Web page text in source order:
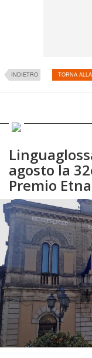
INDIETRO TORNA
agosto la
Premio Etna